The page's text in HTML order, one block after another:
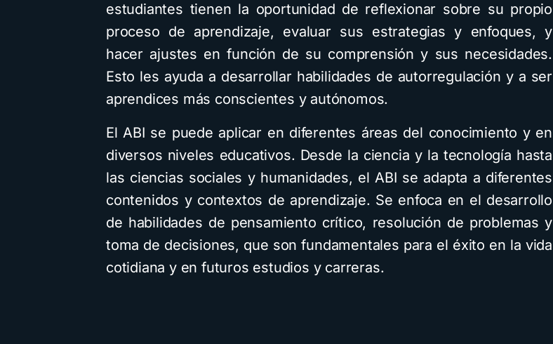
estudiantes tienen la oportunidad de reflexionar sobre su propio
proceso de aprendizaje, evaluar sus estrategias y enfoques, y
hacer ajustes en función de su comprensión y sus necesidades.
Esto les ayuda a desarrollar habilidades de autorregulación y a ser
aprendices más conscientes y autónomos.
El ABI se puede aplicar en diferentes áreas del conocimiento y en
diversos niveles educativos. Desde la ciencia y la tecnología hasta
las ciencias sociales y humanidades, el ABI se adapta a diferentes
contenidos y contextos de aprendizaje. Se enfoca en el desarrollo
de habilidades de pensamiento crítico, resolución de problemas y
toma de decisiones, que son fundamentales para el éxito en la vida
cotidiana y en futuros estudios y carreras.